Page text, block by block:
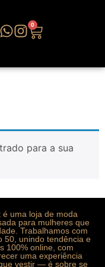
0
para a sua
é uma loja de moda
para mulheres que
Trabalhamos com
50, unindo tendência e
100% online, com
uma experiência
vestir — é sobre se